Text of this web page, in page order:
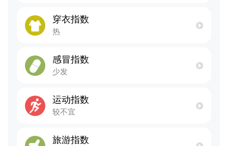
穿衣指数
热
感冒指数
少发
运动指数
较不宜
旅游指数